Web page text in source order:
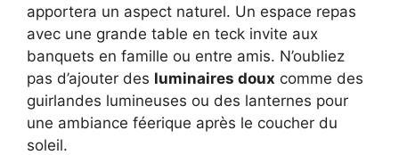
apportera un aspect naturel. Un espace repas
avec une grande table en teck invite aux
banquets en famille ou entre amis. N’oubliez
pas d’ajouter des luminaires doux comme des
guirlandes lumineuses ou des lanternes pour
une ambiance féerique après le coucher du
soleil.